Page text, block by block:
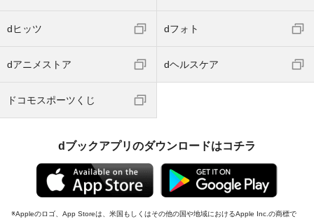
dヒッツ dフォト
dアニメストア dヘルスケア
ドコモスポーツくじ
dブックアプリのダウンロードはコチラ
Appleのロゴ、App Storeは、米国もしくはその他の国や地域におけるApple Inc.の商標で